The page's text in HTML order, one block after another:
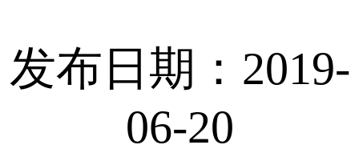
发布日期：2019-
06-20